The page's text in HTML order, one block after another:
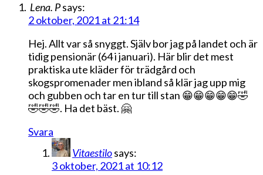
Lena. Psays:
2 oktober, 2021 at 21:14
Hej. Allt var så snyggt. Själv bor jag på landet och är
tidig pensionär (64 i januari). Här blir det mest
praktiska ute kläder för trädgård och
skogspromenader men ibland så klär jag upp mig
och gubben och tar en tur till stan 😁😁😁😁😁🤣
🤣🤣🤣. Ha det bäst. 🤗
Svara
Vitaestilosays:
3 oktober, 2021 at 10:12